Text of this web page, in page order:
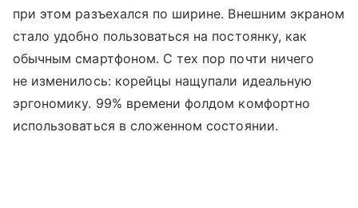
при этом разъехался по ширине. Внешним экраном
стало удобно пользоваться на постоянку, как
обычным смартфоном. С тех пор почти ничего
не изменилось: корейцы нащупали идеальную
эргономику. 99% времени фолдом комфортно
использоваться в сложенном состоянии.